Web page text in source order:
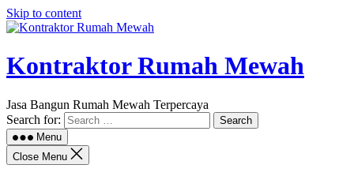
Skip to content
Kontraktor Rumah Mewah
Jasa Bangun Rumah Mewah Terpercaya
Search for:
Menu
Close Menu